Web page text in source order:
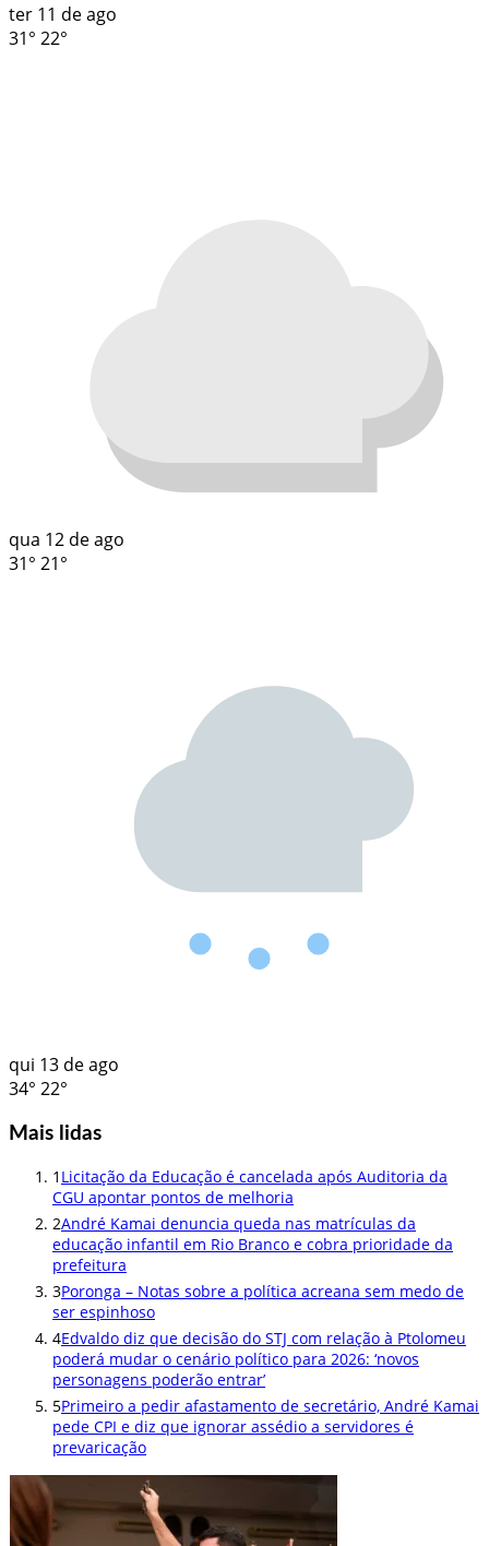
ter 11 de ago
31° 22°
qua 12 de ago
31° 21°
qui 13 de ago
34° 22°
Mais lidas
1 Licitação da Educação é cancelada após Auditoria da
CGU apontar pontos de melhoria
2André Kamai denuncia queda nas matrículas da
educação infantil em Rio Branco e cobra prioridade da
prefeitura
3Poronga – Notas sobre a política acreana sem medo de
ser espinhoso
4Edvaldo diz que decisão do STJ com relação à Ptolomeu
poderá mudar o cenário político para 2026: ‘novos
personagens poderão entrar’
5Primeiro a pedir afastamento de secretário, André Kamai
pede CPI e diz que ignorar assédio a servidores é
prevaricação